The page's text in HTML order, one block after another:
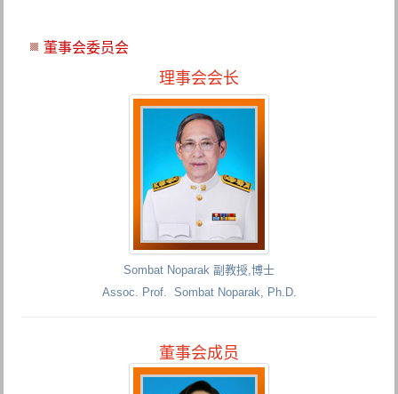
董事会委员会
理事会会长
Sombat Noparak 副教授,博士
Assoc. Prof. Sombat Noparak, Ph.D.
董事会成员